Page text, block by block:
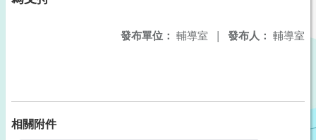
發布人： 輔導室
發布單位： 輔導室 |
相關附件